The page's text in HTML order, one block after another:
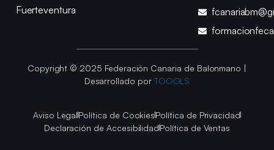
Fuerteventura
Copyright © 2025 Federación Canaria de Balonmano |
Desarrollado por TOOOLS
Aviso LegalPolítica de CookiesPolítica de Privacidad
Declaración de AccesibilidadPolítica de Ventas